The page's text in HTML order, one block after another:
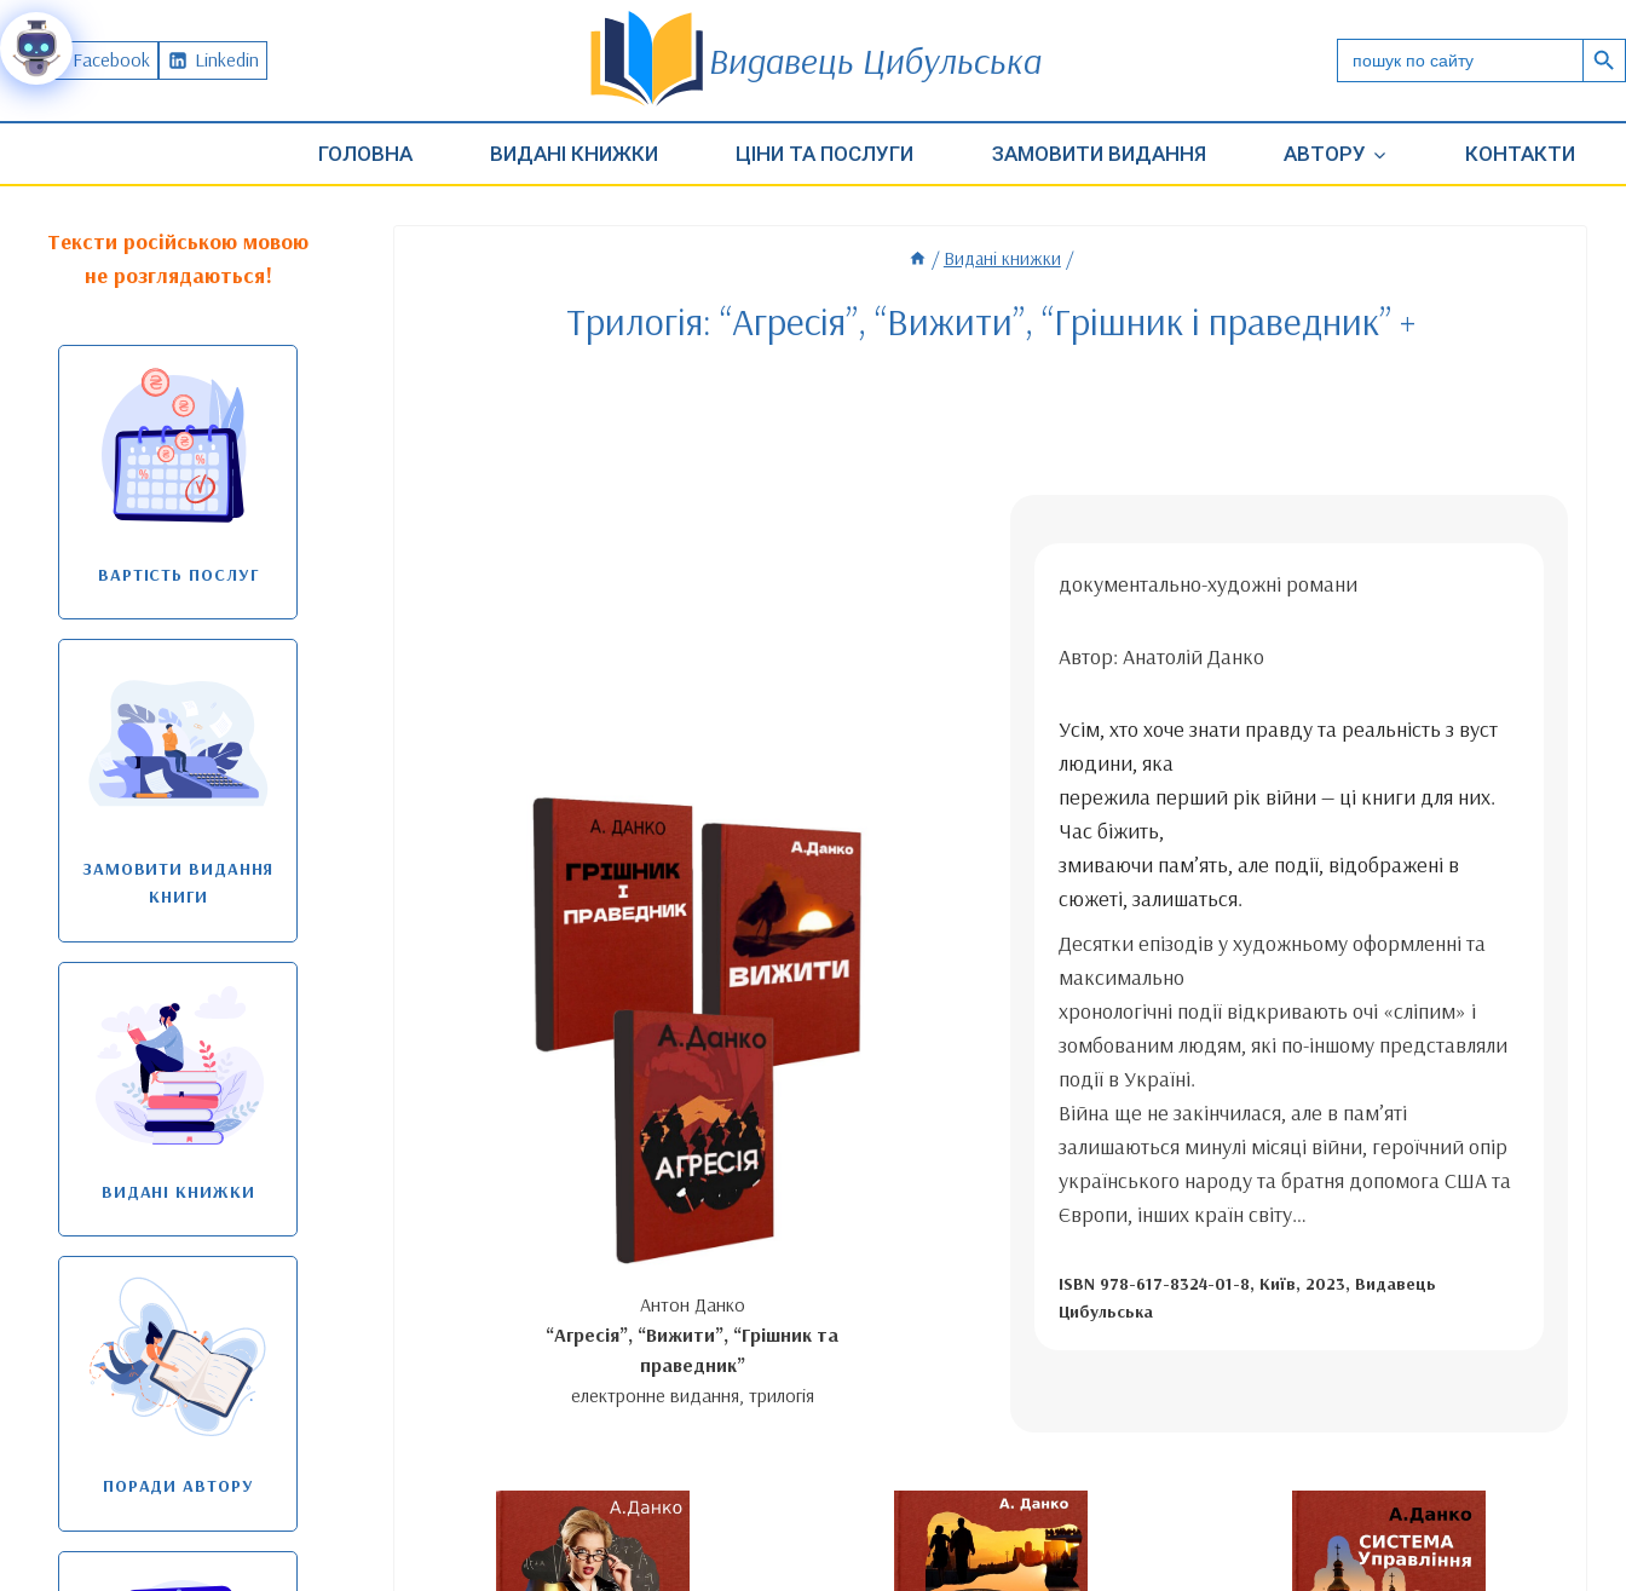
Перейти
до
вмісту
Facebook Linkedin Видавець Цибульська Search
for:
Search
ГОЛОВНА ВИДАНІ КНИЖКИ ЦІНИ ТА ПОСЛУГИ ЗАМОВИТИ ВИДАННЯ АВТОРУ КОНТАКТИ
/ Видані книжки /
Трилогія: “Агресія”, “Вижити”, “Грішник і праведник” +
Антон Данко
“Агресія”, “Вижити”, “Грішник та
праведник”
електронне видання, трилогія
документально-художні романи
Автор: Анатолій Данко
Усім, хто хоче знати правду та реальність з вуст
людини, яка
пережила перший рік війни — ці книги для них.
Час біжить,
змиваючи пам’ять, але події, відображені в
сюжеті, залишаться.
Десятки епізодів у художньому оформленні та
максимально
хронологічні події відкривають очі «сліпим» і
зомбованим людям, які по-іншому представляли
події в Україні.
Війна ще не закінчилася, але в пам’яті
залишаються минулі місяці війни, героїчний опір
українського народу та братня допомога США та
Європи, інших країн світу…
ISBN 978-617-8324-01-8, Київ, 2023, Видавець
Цибульська
Тексти російською мовою
не розглядаються!
ВАРТІСТЬ ПОСЛУГ
ЗАМОВИТИ ВИДАННЯ
КНИГИ
ВИДАНІ КНИЖКИ
ПОРАДИ АВТОРУ